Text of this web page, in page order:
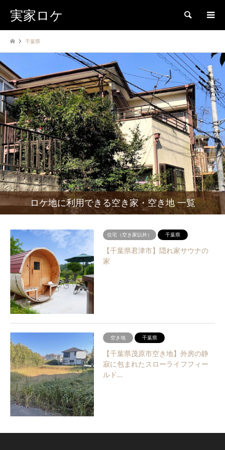
実家ロケ 検索
千葉県
ロケ地に利用できる空き家・空き地 一覧
住宅（空き家以外） 千葉県
【千葉県君津市】隠れ家サウナの
家
空き地 千葉県
【千葉県茂原市空き地】外房の静
寂に包まれたスローライフフィー
ルド…